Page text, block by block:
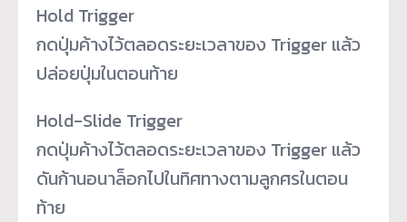
Hold Trigger
กดปุ่มค้างไว้ตลอดระยะเวลาของ Trigger แล้ว
ปล่อยปุ่มในตอนท้าย
Hold-Slide Trigger
กดปุ่มค้างไว้ตลอดระยะเวลาของ Trigger แล้ว
ดันก้านอนาล็อกไปในทิศทางตามลูกศรในตอน
ท้าย